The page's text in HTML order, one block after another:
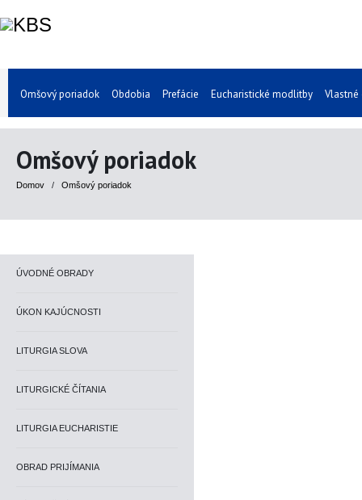
Omšový poriadok Obdobia Prefácie Eucharistické modlitby Vlastné
Omšový poriadok
Domov / Omšový poriadok
ÚVODNÉ OBRADY
ÚKON KAJÚCNOSTI
LITURGIA SLOVA
LITURGICKÉ ČÍTANIA
LITURGIA EUCHARISTIE
OBRAD PRIJÍMANIA